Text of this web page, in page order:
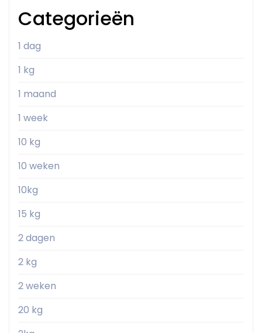
Categorieën
1 dag
1 kg
1 maand
1 week
10 kg
10 weken
10kg
15 kg
2 dagen
2 kg
2 weken
20 kg